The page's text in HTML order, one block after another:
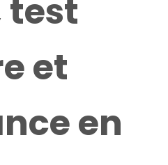
test
et
en